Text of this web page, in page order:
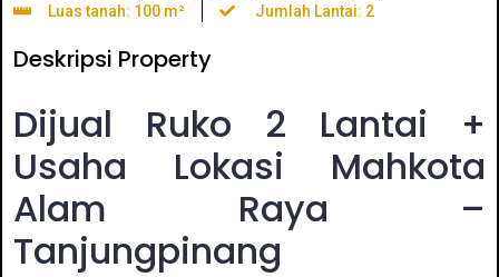
Luas tanah: 100 m²
Jumlah Lantai: 2
Deskripsi Property
Dijual Ruko 2 Lantai +
Usaha Lokasi Mahkota
Alam Raya –
Tanjungpinang